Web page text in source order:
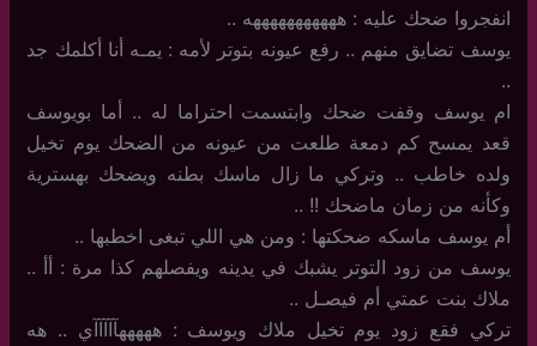
انفجروا ضحك عليه : هههههههههههه ..
يوسف تضايق منهم .. رفع عيونه بتوتر لأمه : يمـه أنا أكلمك جد
..
ام يوسف وقفت ضحك وابتسمت احتراما له .. أما بويوسف
قعد يمسح كم دمعة طلعت من عيونه من الضحك يوم تخيل
ولده خاطب .. وتركي ما زال ماسك بطنه ويضحك بهسترية
وكأنه من زمان ماضحك !! ..
أم يوسف ماسكه ضحكتها : ومن هي اللي تبغى اخطبها ..
يوسف من زود التوتر يشبك في يدينه ويفصلهم كذا مرة : أأ ..
ملاك بنت عمتي أم فيصـل ..
تركي فقع زود يوم تخيل ملاك ويوسف : هههههآآآآآي .. هه